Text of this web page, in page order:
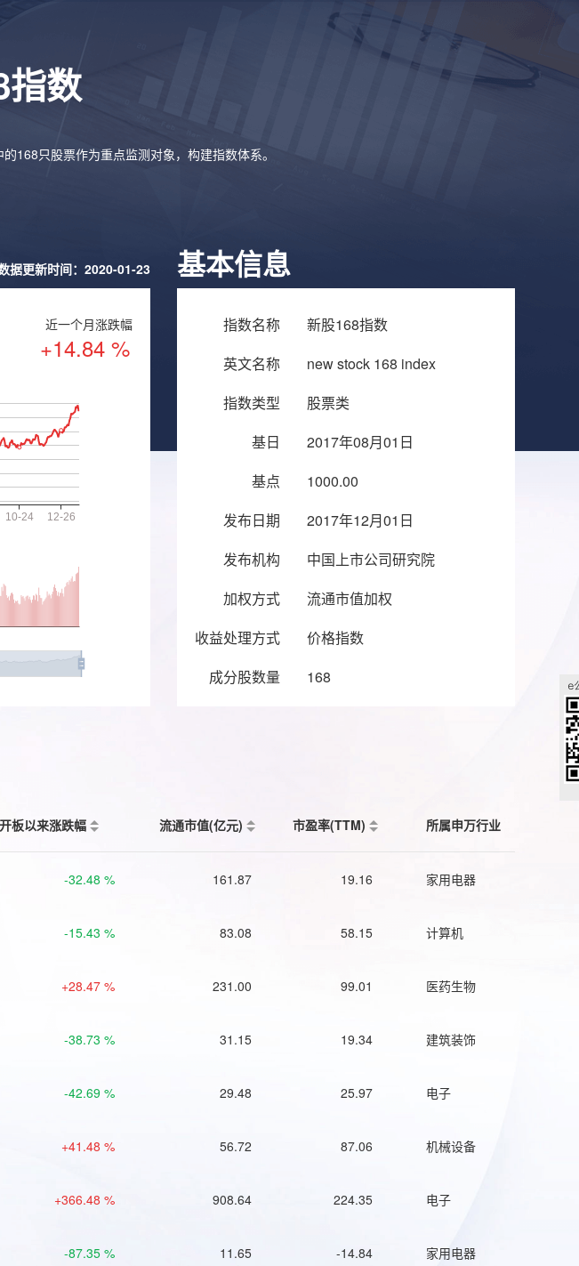
指数
168只股票作为重点监测对象，构建指数体系。
据更新时间：2020-01-23
近一个月涨跌幅
+14.84 %
基本信息
指数名称
新股168指数
英文名称
new stock 168 index
指数类型
股票类
基日
2017年08月01日
基点
1000.00
发布日期
2017年12月01日
发布机构
中国上市公司研究院
加权方式
流通市值加权
收益处理方式
价格指数
成分股数量
168
开板以来涨跌幅 流通市值(亿元) 市盈率(TTM) 所属申万行业
-32.48 % 161.87 19.16 家用电器
-15.43 % 83.08 58.15 计算机
+28.47 % 231.00 99.01 医药生物
-38.73 % 31.15 19.34 建筑装饰
-42.69 % 29.48 25.97 电子
+41.48 % 56.72 87.06 机械设备
+366.48 % 908.64 224.35 电子
-87.35 % 11.65 -14.84 家用电器